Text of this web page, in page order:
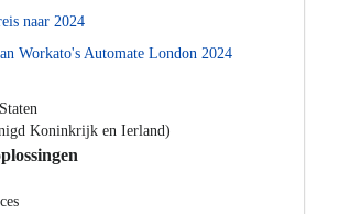
naar 2024
Workato's Automate London 2024
Koninkrijk en Ierland)